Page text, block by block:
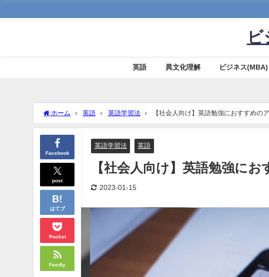
英語 異文化理解 ビジネス(MBA)
ホーム 英語 英語学習法 【社会人向け】英語勉強におすすめの
Facebook
post
はてブ
Pocket
Feedly
英語学習法 英語
【社会人向け】英語勉強に
2023-01-15